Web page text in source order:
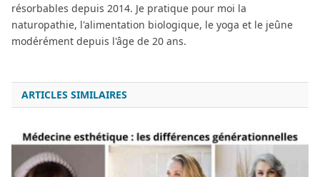
résorbables depuis 2014. Je pratique pour moi la
naturopathie, l'alimentation biologique, le yoga et le jeûne
modérément depuis l'âge de 20 ans.
ARTICLES SIMILAIRES